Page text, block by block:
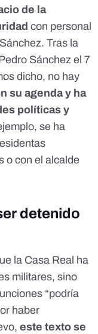
de la
con personal
Tras la
Sánchez el 7
dicho, no hay
su agenda y ha
políticas y
se ha
o con el alcalde
detenido
la Casa Real ha
militares, sino
“podría
haber
este texto se